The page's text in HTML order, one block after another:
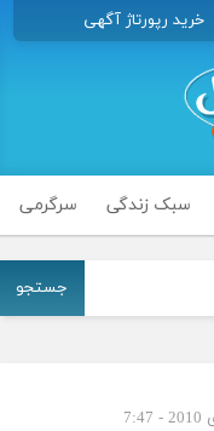
خرید رپورتاژ آگهی
سبک زندگی سرگرمی
جستجو